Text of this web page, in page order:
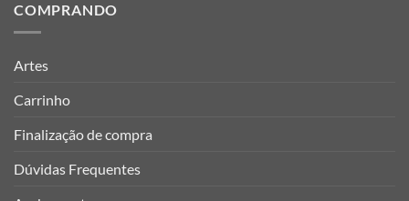
COMPRANDO
Artes
Carrinho
Finalização de compra
Dúvidas Frequentes